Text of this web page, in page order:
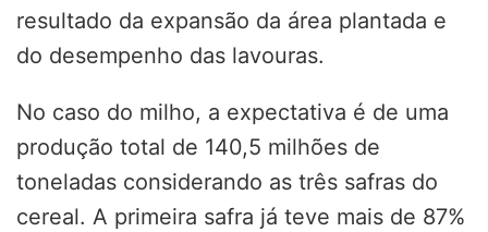
resultado da expansão da área plantada e
do desempenho das lavouras.
No caso do milho, a expectativa é de uma
produção total de 140,5 milhões de
toneladas considerando as três safras do
cereal. A primeira safra já teve mais de 87%